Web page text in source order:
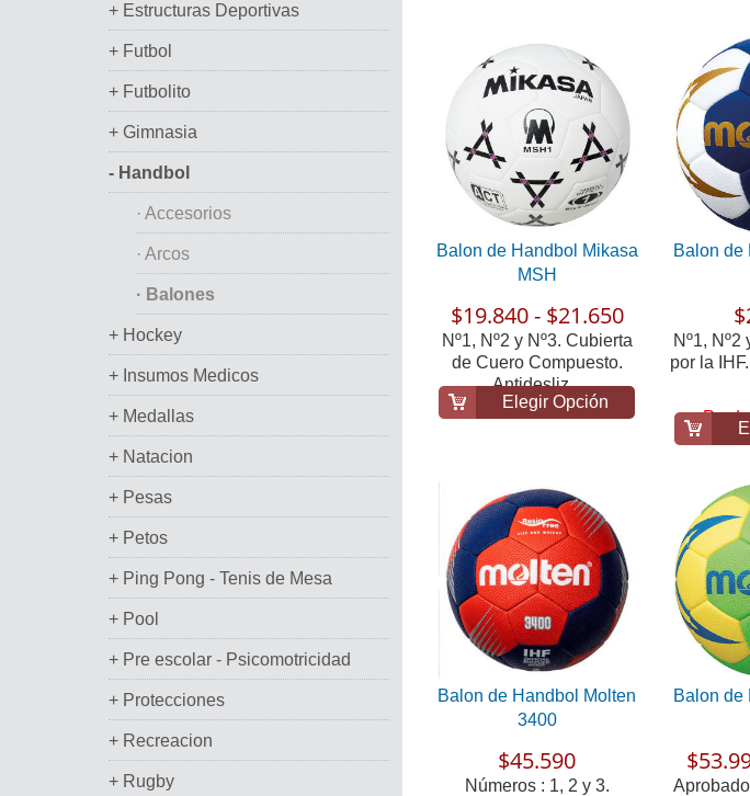
+ Estructuras Deportivas
+ Futbol
+ Futbolito
+ Gimnasia
- Handbol
· Accesorios
· Arcos
· Balones
+ Hockey
+ Insumos Medicos
+ Medallas
+ Natacion
+ Pesas
+ Petos
+ Ping Pong - Tenis de Mesa
+ Pool
+ Pre escolar - Psicomotricidad
+ Protecciones
+ Recreacion
+ Rugby
Balon de Handbol Mikasa
MSH
$19.840 - $21.650
Nº1, Nº2 y Nº3. Cubierta
de Cuero Compuesto.
Antidesliz...
Elegir Opción
Balon de
Nº1, Nº2
por la
Balon de Handbol Molten
3400
$45.590
Números : 1, 2 y 3.
Balon de